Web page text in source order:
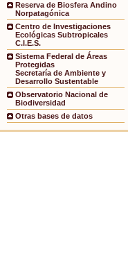
Reserva de Biosfera Andino
Norpatagónica
Centro de Investigaciones
Ecológicas Subtropicales
C.I.E.S.
Sistema Federal de Áreas
Protegidas
Secretaría de Ambiente y
Desarrollo Sustentable
Observatorio Nacional de
Biodiversidad
Otras bases de datos